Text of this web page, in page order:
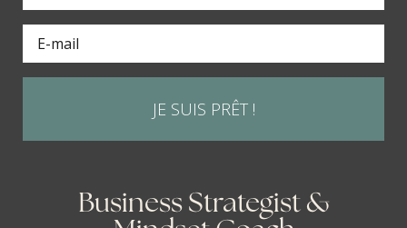
JE SUIS PRÊT !
Business Strategist &